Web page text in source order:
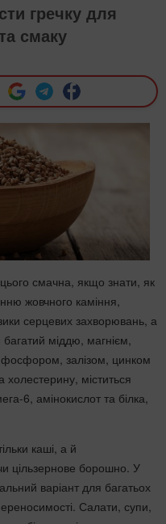
гречку для
смаку
смачна, якщо знати, як
жовчного каміння,
серцевих захворювань, а
міддю, магнієм,
фосфором, залізом, цинком
міститься
6, амінокислот та білка,
каші, а й
цільзернове борошно. У
варіант для багатьох
Салати, супи,